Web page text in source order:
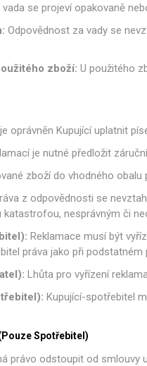
se projeví opakovaně
Odpovědnost za vady se
zboží: U použitého
oprávněn Kupující uplatnit
je nutné předložit
zboží do vhodného obalu
z odpovědnosti se
katastrofou, nesprávným či
Reklamace musí být
práva jako při podstatném
Lhůta pro vyřízení
Kupující-spotřebitel
Spotřebitel)
právo odstoupit od smlouvy